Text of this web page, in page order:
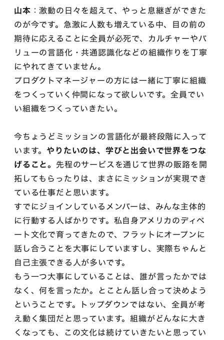
山本 ：激動の日々を超えて、やっと息継ぎができた
のが今です。急激に人数も増えている中、目の前の
期待に応えることに全員が必死で、カルチャーやバ
リューの言語化・共通認識化などの組織作りを丁寧
にやれてきていません。
プロダクトマネージャーの方には一緒に丁寧に組織
をつくっていく仲間になって欲しいです。全員でい
い組織をつくっていきたい。
今ちょうどミッションの言語化が最終段階に入って
います。 やりたいのは、学びと出会いで世界をつな
げること。 先程のサービスを通じて世界の販路を開
拓してもらったりは、まさにミッションが実現でき
ている仕事だと思います。
すでにジョインしているメンバーは、みんな主体的
に行動する人ばかりです。私自身アメリカのディベ
ート文化で育ってきたので、フラットにオープンに
話し合うことを大事にしていますし、実際ちゃんと
自己主張できる人が多いです。
もう一つ大事にしていることは、誰が言ったかでは
なく、何を言ったか。とことん話し合って決めよう
ということです。トップダウンではない、全員が考
え動く集団だと思っています。組織がどんなに大き
くなっても、この文化は続けていきたいと思ってい